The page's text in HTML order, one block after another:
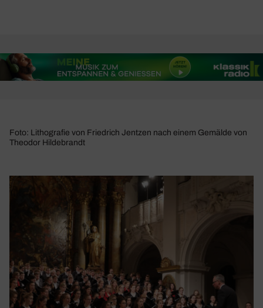
Foto: Lithografie von Friedrich Jentzen nach einem Gemälde von
Theodor Hildebrandt